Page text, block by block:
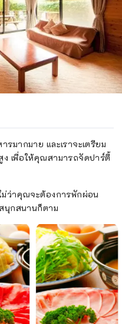
รมากมาย และเราจะเตรียม
เพื่อให้คุณสามารถจัดปาร์ตี้
ม่ว่าคุณจะต้องการพักผ่อน
นุกสนานก็ตาม